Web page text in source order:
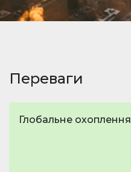
Переваги
Глобальне охоплення